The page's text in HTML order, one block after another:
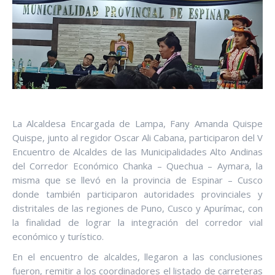
La Alcaldesa Encargada de Lampa, Fany Amanda Quispe
Quispe, junto al regidor Oscar Ali Cabana, participaron del V
Encuentro de Alcaldes de las Municipalidades Alto Andinas
del Corredor Económico Chanka – Quechua – Aymara, la
misma que se llevó en la provincia de Espinar – Cusco
donde también participaron autoridades provinciales y
distritales de las regiones de Puno, Cusco y Apurímac, con
la finalidad de lograr la integración del corredor vial
económico y turístico.
En el encuentro de alcaldes, llegaron a las conclusiones
fueron, remitir a los coordinadores el listado de carreteras